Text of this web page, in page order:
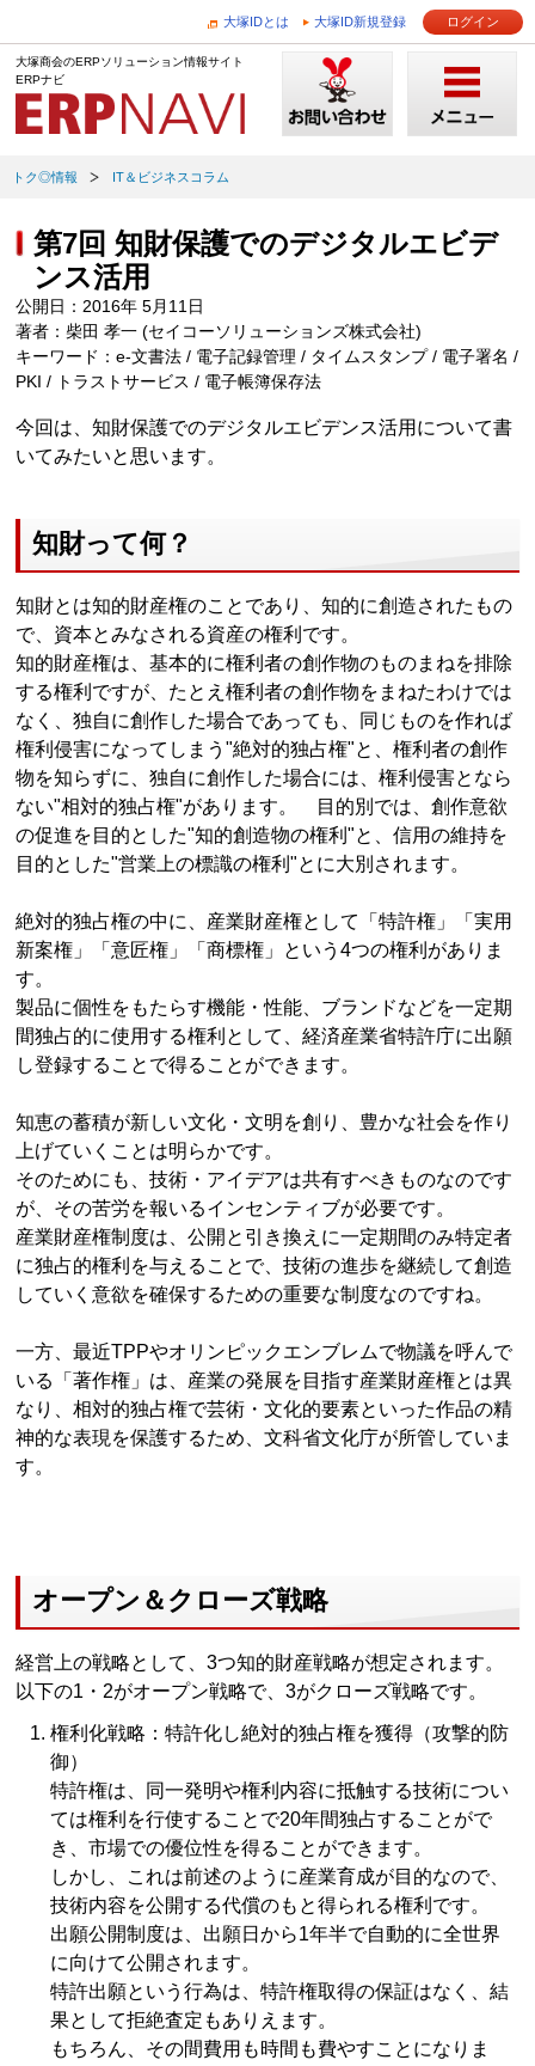
大塚IDとは 大塚ID新規登録 ログイン
大塚商会のERPソリューション情報サイト
ERPナビ
トク◎情報 IT＆ビジネスコラム
第7回 知財保護でのデジタルエビデ
ンス活用
公開日：2016年 5月11日
著者：柴田 孝一 (セイコーソリューションズ株式会社)
キーワード：e-文書法 / 電子記録管理 / タイムスタンプ / 電子署名 /
PKI / トラストサービス / 電子帳簿保存法
今回は、知財保護でのデジタルエビデンス活用について書
いてみたいと思います。
知財って何？
知財とは知的財産権のことであり、知的に創造されたもの
で、資本とみなされる資産の権利です。
知的財産権は、基本的に権利者の創作物のものまねを排除
する権利ですが、たとえ権利者の創作物をまねたわけでは
なく、独自に創作した場合であっても、同じものを作れば
権利侵害になってしまう"絶対的独占権"と、権利者の創作
物を知らずに、独自に創作した場合には、権利侵害となら
ない"相対的独占権"があります。 目的別では、創作意欲
の促進を目的とした"知的創造物の権利"と、信用の維持を
目的とした"営業上の標識の権利"とに大別されます。
絶対的独占権の中に、産業財産権として「特許権」「実用
新案権」「意匠権」「商標権」という4つの権利がありま
す。
製品に個性をもたらす機能・性能、ブランドなどを一定期
間独占的に使用する権利として、経済産業省特許庁に出願
し登録することで得ることができます。
知恵の蓄積が新しい文化・文明を創り、豊かな社会を作り
上げていくことは明らかです。
そのためにも、技術・アイデアは共有すべきものなのです
が、その苦労を報いるインセンティブが必要です。
産業財産権制度は、公開と引き換えに一定期間のみ特定者
に独占的権利を与えることで、技術の進歩を継続して創造
していく意欲を確保するための重要な制度なのですね。
一方、最近TPPやオリンピックエンブレムで物議を呼んで
いる「著作権」は、産業の発展を目指す産業財産権とは異
なり、相対的独占権で芸術・文化的要素といった作品の精
神的な表現を保護するため、文科省文化庁が所管していま
す。
オープン＆クローズ戦略
経営上の戦略として、3つ知的財産戦略が想定されます。
以下の1・2がオープン戦略で、3がクローズ戦略です。
権利化戦略：特許化し絶対的独占権を獲得（攻撃的防
御）
特許権は、同一発明や権利内容に抵触する技術につい
ては権利を行使することで20年間独占することがで
き、市場での優位性を得ることができます。
しかし、これは前述のように産業育成が目的なので、
技術内容を公開する代償のもと得られる権利です。
出願公開制度は、出願日から1年半で自動的に全世界
に向けて公開されます。
特許出願という行為は、特許権取得の保証はなく、結
果として拒絶査定もありえます。
もちろん、その間費用も時間も費やすことになりま